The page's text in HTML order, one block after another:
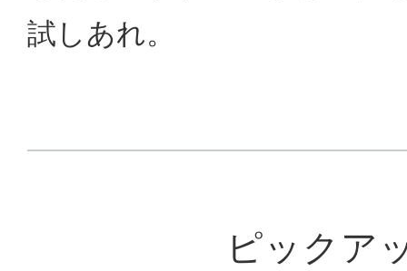
試しあれ。
ピックア